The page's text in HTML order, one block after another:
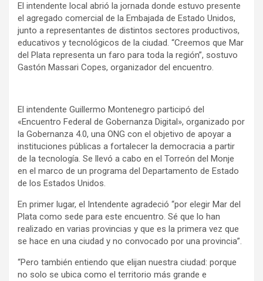
b
o
o
k
n
g
er
er s
A
p
p
gr
a
m
ri
e
n
dl
El intendente local abrió la jornada donde estuvo presente
el agregado comercial de la Embajada de Estado Unidos,
junto a representantes de distintos sectores productivos,
educativos y tecnológicos de la ciudad. “Creemos que Mar
del Plata representa un faro para toda la región”, sostuvo
Gastón Massari Copes, organizador del encuentro.
El intendente Guillermo Montenegro participó del
«Encuentro Federal de Gobernanza Digital», organizado por
la Gobernanza 4.0, una ONG con el objetivo de apoyar a
instituciones públicas a fortalecer la democracia a partir
de la tecnología. Se llevó a cabo en el Torreón del Monje
en el marco de un programa del Departamento de Estado
de los Estados Unidos.
En primer lugar, el Intendente agradeció “por elegir Mar del
Plata como sede para este encuentro. Sé que lo han
realizado en varias provincias y que es la primera vez que
se hace en una ciudad y no convocado por una provincia”.
“Pero también entiendo que elijan nuestra ciudad: porque
no solo se ubica como el territorio más grande e